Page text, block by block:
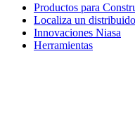
Productos para
Localiza un
Innovaciones Niasa
Herramientas